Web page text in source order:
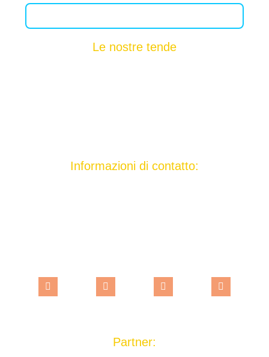
Le nostre tende
Informazioni di contatto:
Partner: